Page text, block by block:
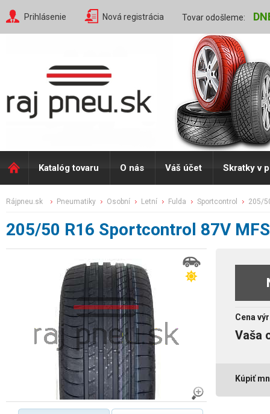
Prihlásenie Nová registrácia Tovar odošleme:
Katalóg tovaru O nás Váš účet Skratky v
rájpneu.sk pneumatiky osobní letní fulda sportcontrol 205/
205/50 R16 Sportcontrol 87V MFS
Cena
Vaša
Kúpiť